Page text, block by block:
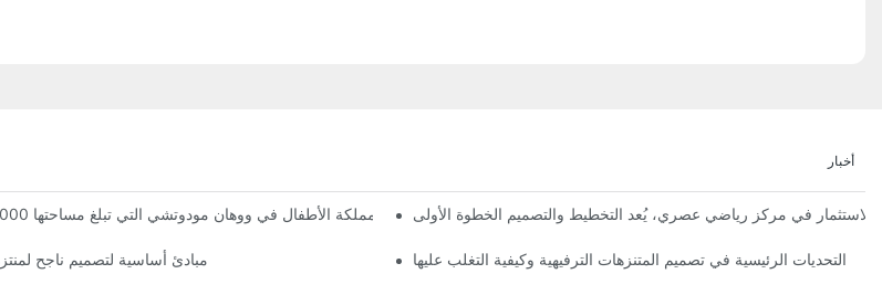
أخبار
لقد وصلت المملكة العملاقة السحرية! تضم مملكة ووهان مودوتشي للأطفال ثلاثة طوابق من مرافق الترفيه مع أكثر من 60 لعبة مثيرة.
إعلان رسمي | نظرة أولى على تصميم ومراحل بناء مملكة الأطفال في ووهان مودوتشي التي تبلغ مساحتها 13000 متر مربع
10 مبادئ أساسية لتصميم ناجح التحديات الرئيسية في تصميم المتنزهات الترفيهية وكيفية التغلب عليها